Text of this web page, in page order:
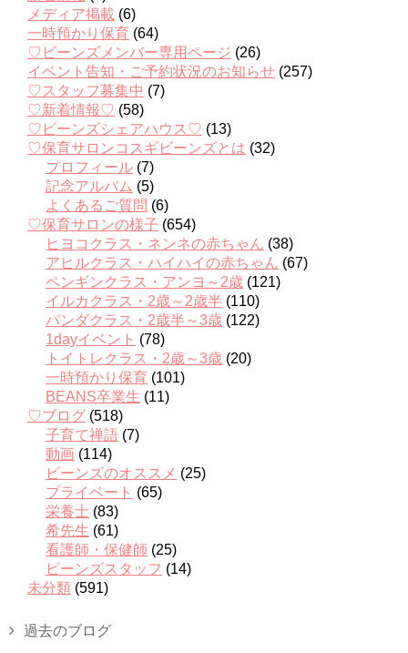
メディア掲載 (6)
一時預かり保育 (64)
♡ビーンズメンバー専用ページ (26)
イベント告知・ご予約状況のお知らせ (257)
♡スタッフ募集中 (7)
♡新着情報♡ (58)
♡ビーンズシェアハウス♡ (13)
♡保育サロンコスギビーンズとは (32)
プロフィール (7)
記念アルバム (5)
よくあるご質問 (6)
♡保育サロンの様子 (654)
ヒヨコクラス・ネンネの赤ちゃん (38)
アヒルクラス・ハイハイの赤ちゃん (67)
ペンギンクラス・アンヨ～2歳 (121)
イルカクラス・2歳～2歳半 (110)
パンダクラス・2歳半～3歳 (122)
1dayイベント (78)
トイトレクラス・2歳～3歳 (20)
一時預かり保育 (101)
BEANS卒業生 (11)
♡ブログ (518)
子育て禅語 (7)
動画 (114)
ビーンズのオススメ (25)
プライベート (65)
栄養士 (83)
希先生 (61)
看護師・保健師 (25)
ビーンズスタッフ (14)
未分類 (591)
過去のブログ